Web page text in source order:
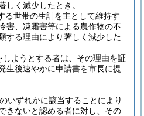
しく減少したとき。
る世帯の生計を主として維持す
害、凍霜害等による農作物の不
する理由により著しく減少した
ようとする者は、その理由を証
生後速やかに申請書を市長に提
のいずれかに該当することにより
きないと認める者に対し、その